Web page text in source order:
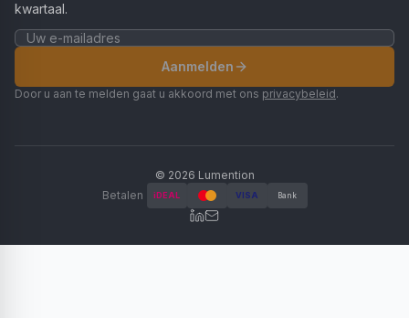
kwartaal.
Aanmelden
Door u aan te melden gaat u akkoord met ons privacybeleid.
© 2026 Lumention
Betalen
iDEAL VISA Bank